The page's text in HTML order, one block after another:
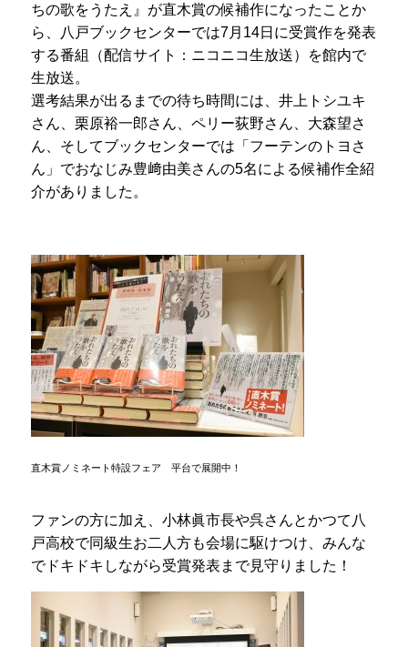
ちの歌をうたえ』が直木賞の候補作になったことか
ら、八戸ブックセンターでは7月14日に受賞作を発表
する番組（配信サイト：ニコニコ生放送）を館内で
生放送。
選考結果が出るまでの待ち時間には、井上トシユキ
さん、栗原裕一郎さん、ペリー荻野さん、大森望さ
ん、そしてブックセンターでは「フーテンのトヨさ
ん」でおなじみ豊﨑由美さんの5名による候補作全紹
介がありました。
直木賞ノミネート特設フェア 平台で展開中！
ファンの方に加え、小林眞市長や呉さんとかつて八
戸高校で同級生お二人方も会場に駆けつけ、みんな
でドキドキしながら受賞発表まで見守りました！